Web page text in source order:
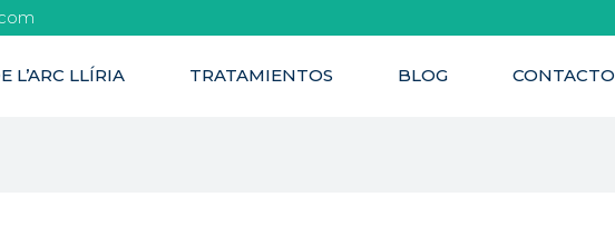
L’ARC LLÍRIA TRATAMIENTOS BLOG CONTACTO